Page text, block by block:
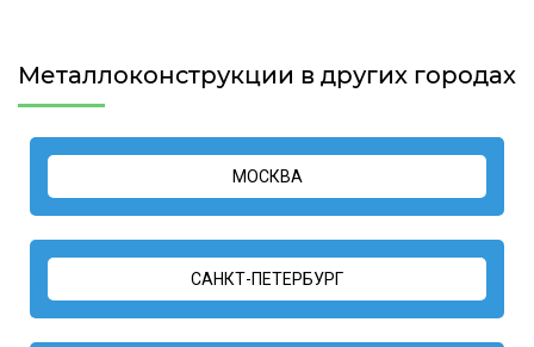
Металлоконструкции в других городах
МОСКВА
САНКТ-ПЕТЕРБУРГ